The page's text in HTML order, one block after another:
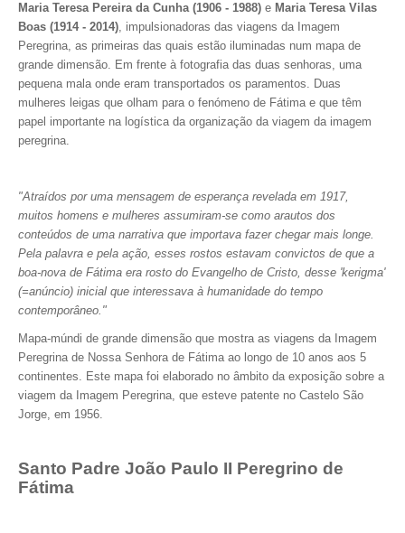
Maria Teresa Pereira da Cunha (1906 - 1988) e Maria Teresa Vilas
Boas (1914 - 2014), impulsionadoras das viagens da Imagem
Peregrina, as primeiras das quais estão iluminadas num mapa de
grande dimensão. Em frente à fotografia das duas senhoras, uma
pequena mala onde eram transportados os paramentos. Duas
mulheres leigas que olham para o fenómeno de Fátima e que têm
papel importante na logística da organização da viagem da imagem
peregrina.
"Atraídos por uma mensagem de esperança revelada em 1917,
muitos homens e mulheres assumiram-se como arautos dos
conteúdos de uma narrativa que importava fazer chegar mais longe.
Pela palavra e pela ação, esses rostos estavam convictos de que a
boa-nova de Fátima era rosto do Evangelho de Cristo, desse 'kerigma'
(=anúncio) inicial que interessava à humanidade do tempo
contemporâneo."
Mapa-múndi de grande dimensão que mostra as viagens da Imagem
Peregrina de Nossa Senhora de Fátima ao longo de 10 anos aos 5
continentes. Este mapa foi elaborado no âmbito da exposição sobre a
viagem da Imagem Peregrina, que esteve patente no Castelo São
Jorge, em 1956.
Santo Padre João Paulo II Peregrino de
Fátima